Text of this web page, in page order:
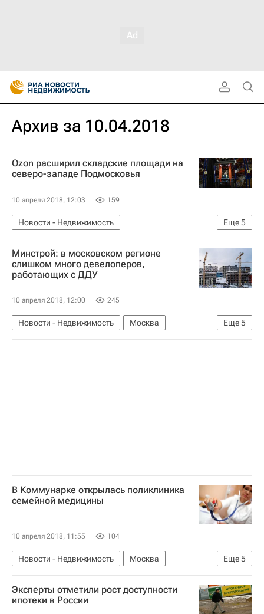
Архив за 10.04.2018
Ozon расширил складские площади на
северо-западе Подмосковья
10 апреля 2018, 12:03 159
Еще5
Новости - Недвижимость
Московская область (Подмосковье)
Коммерческая недвижимость
Аренда
Склады
Россия
Минстрой: в московском регионе
слишком много девелоперов,
работающих с ДДУ
10 апреля 2018, 12:00 245
Еще5
Новости - Недвижимость
Москва
Строительство
Девелоперы
В Коммунарке открылась поликлиника
семейной медицины
10 апреля 2018, 11:55 104
Еще5
Новости - Недвижимость
Москва
ГК "А101"
Медучреждения
"Новая" Москва
Эксперты отметили рост доступности
ипотеки в России